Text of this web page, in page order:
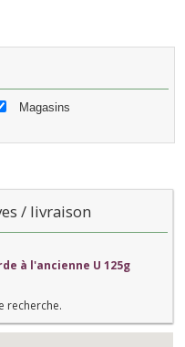
Magasins
/ livraison
à l'ancienne U 125g
recherche.